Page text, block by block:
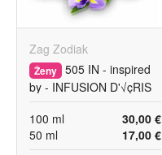
Zag Zodiak
Ženy 505 IN - inspired
by - INFUSION D'√çRIS
30,00 €
100 ml
17,00 €
50 ml